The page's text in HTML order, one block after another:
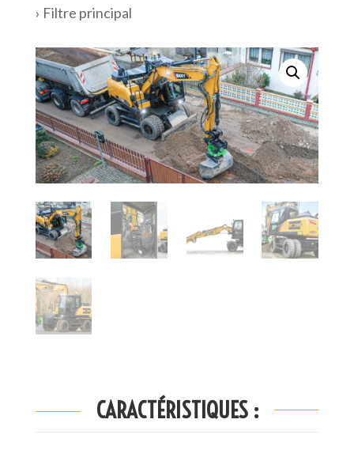
› Filtre principal
CARACTÉRISTIQUES :